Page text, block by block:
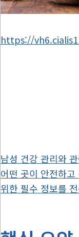
https://
남성 건강 관리와
어떤 곳이 안전하
위한 필수 정보를